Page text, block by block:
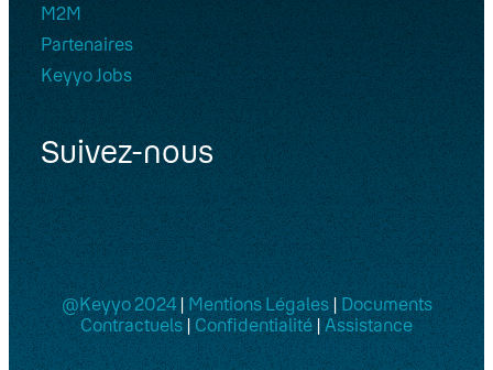
M2M
Partenaires
Keyyo Jobs
Suivez-nous
@Keyyo 2024| Mentions Légales|Documents
Contractuels|Confidentialité|Assistance